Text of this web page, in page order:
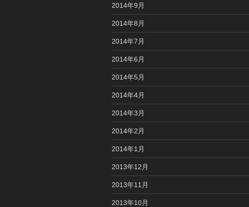
2014年9月
2014年8月
2014年7月
2014年6月
2014年5月
2014年4月
2014年3月
2014年2月
2014年1月
2013年12月
2013年11月
2013年10月